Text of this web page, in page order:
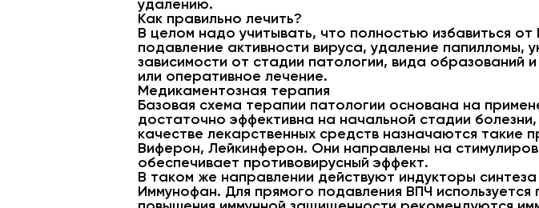
удалению.
Как правильно лечить?
В целом надо учитывать, что полностью избавиться
подавление активности вируса, удаление папилломы,
зависимости от стадии патологии, вида образований
или оперативное лечение.
Медикаментозная терапия
Базовая схема терапии патологии основана на
достаточно эффективна на начальной стадии
качестве лекарственных средств назначаются
Виферон, Лейкинферон. Они направлены на
обеспечивает противовирусный эффект.
В таком же направлении действуют индукторы
Иммунофан. Для прямого подавления ВПЧ